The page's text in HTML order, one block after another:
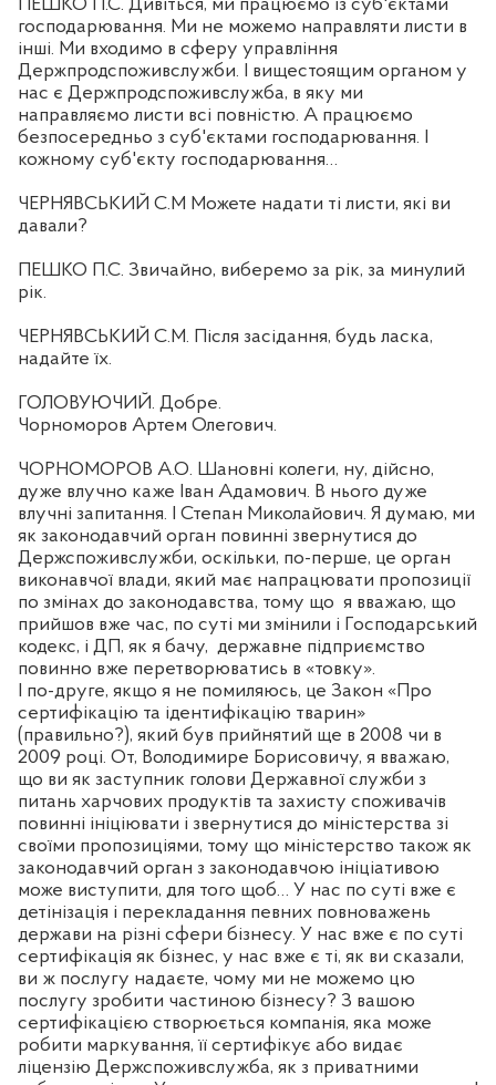
ПЕШКО П.С. Дивіться, ми працюємо із суб'єктами
господарювання. Ми не можемо направляти листи в
інші. Ми входимо в сферу управління
Держпродспоживслужби. І вищестоящим органом у
нас є Держпродспоживслужба, в яку ми
направляємо листи всі повністю. А працюємо
безпосередньо з суб'єктами господарювання. І
кожному суб'єкту господарювання…
ЧЕРНЯВСЬКИЙ С.М Можете надати ті листи, які ви
давали?
ПЕШКО П.С. Звичайно, виберемо за рік, за минулий
рік.
ЧЕРНЯВСЬКИЙ С.М. Після засідання, будь ласка,
надайте їх.
ГОЛОВУЮЧИЙ. Добре.
Чорноморов Артем Олегович.
ЧОРНОМОРОВ А.О. Шановні колеги, ну, дійсно,
дуже влучно каже Іван Адамович. В нього дуже
влучні запитання. І Степан Миколайович. Я думаю, ми
як законодавчий орган повинні звернутися до
Держспоживслужби, оскільки, по-перше, це орган
виконавчої влади, який має напрацювати пропозиції
по змінах до законодавства, тому що я вважаю, що
прийшов вже час, по суті ми змінили і Господарський
кодекс, і ДП, як я бачу, державне підприємство
повинно вже перетворюватись в «товку».
І по-друге, якщо я не помиляюсь, це Закон «Про
сертифікацію та ідентифікацію тварин»
(правильно?), який був прийнятий ще в 2008 чи в
2009 році. От, Володимире Борисовичу, я вважаю,
що ви як заступник голови Державної служби з
питань харчових продуктів та захисту споживачів
повинні ініціювати і звернутися до міністерства зі
своїми пропозиціями, тому що міністерство також як
законодавчий орган з законодавчою ініціативою
може виступити, для того щоб… У нас по суті вже є
детінізація і перекладання певних повноважень
держави на різні сфери бізнесу. У нас вже є по суті
сертифікація як бізнес, у нас вже є ті, як ви сказали,
ви ж послугу надаєте, чому ми не можемо цю
послугу зробити частиною бізнесу? З вашою
сертифікацією створюється компанія, яка може
робити маркування, її сертифікує або видає
ліцензію Держспоживслужба, як з приватними